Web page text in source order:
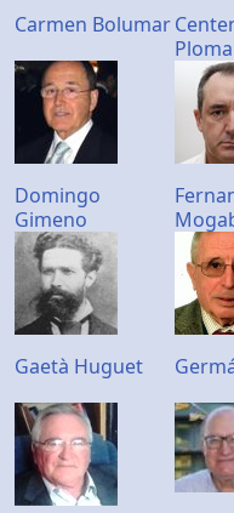
Carmen Bolumar
Ploma
Domingo
Gimeno
Gaetà Huguet